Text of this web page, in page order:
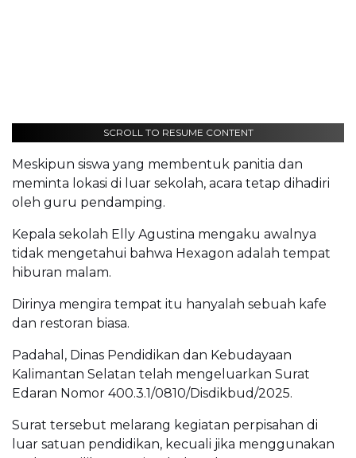
SCROLL TO RESUME CONTENT
Meskipun siswa yang membentuk panitia dan
meminta lokasi di luar sekolah, acara tetap dihadiri
oleh guru pendamping.
Kepala sekolah Elly Agustina mengaku awalnya
tidak mengetahui bahwa Hexagon adalah tempat
hiburan malam.
Dirinya mengira tempat itu hanyalah sebuah kafe
dan restoran biasa.
Padahal, Dinas Pendidikan dan Kebudayaan
Kalimantan Selatan telah mengeluarkan Surat
Edaran Nomor 400.3.1/0810/Disdikbud/2025.
Surat tersebut melarang kegiatan perpisahan di
luar satuan pendidikan, kecuali jika menggunakan